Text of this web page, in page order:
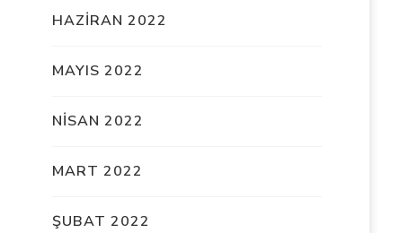
HAZIRAN 2022
MAYIS 2022
NISAN 2022
MART 2022
ŞUBAT 2022